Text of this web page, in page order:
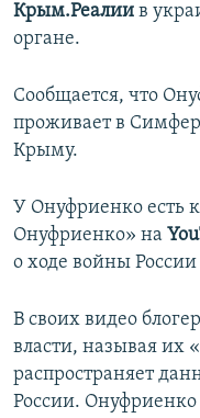
Крым.Реалии в
органе.
Сообщается, что
проживает в
Крыму.
У Онуфриенко есть
Онуфриенко» на
о ходе войны
В своих видео
власти, называя
распространяет
России.